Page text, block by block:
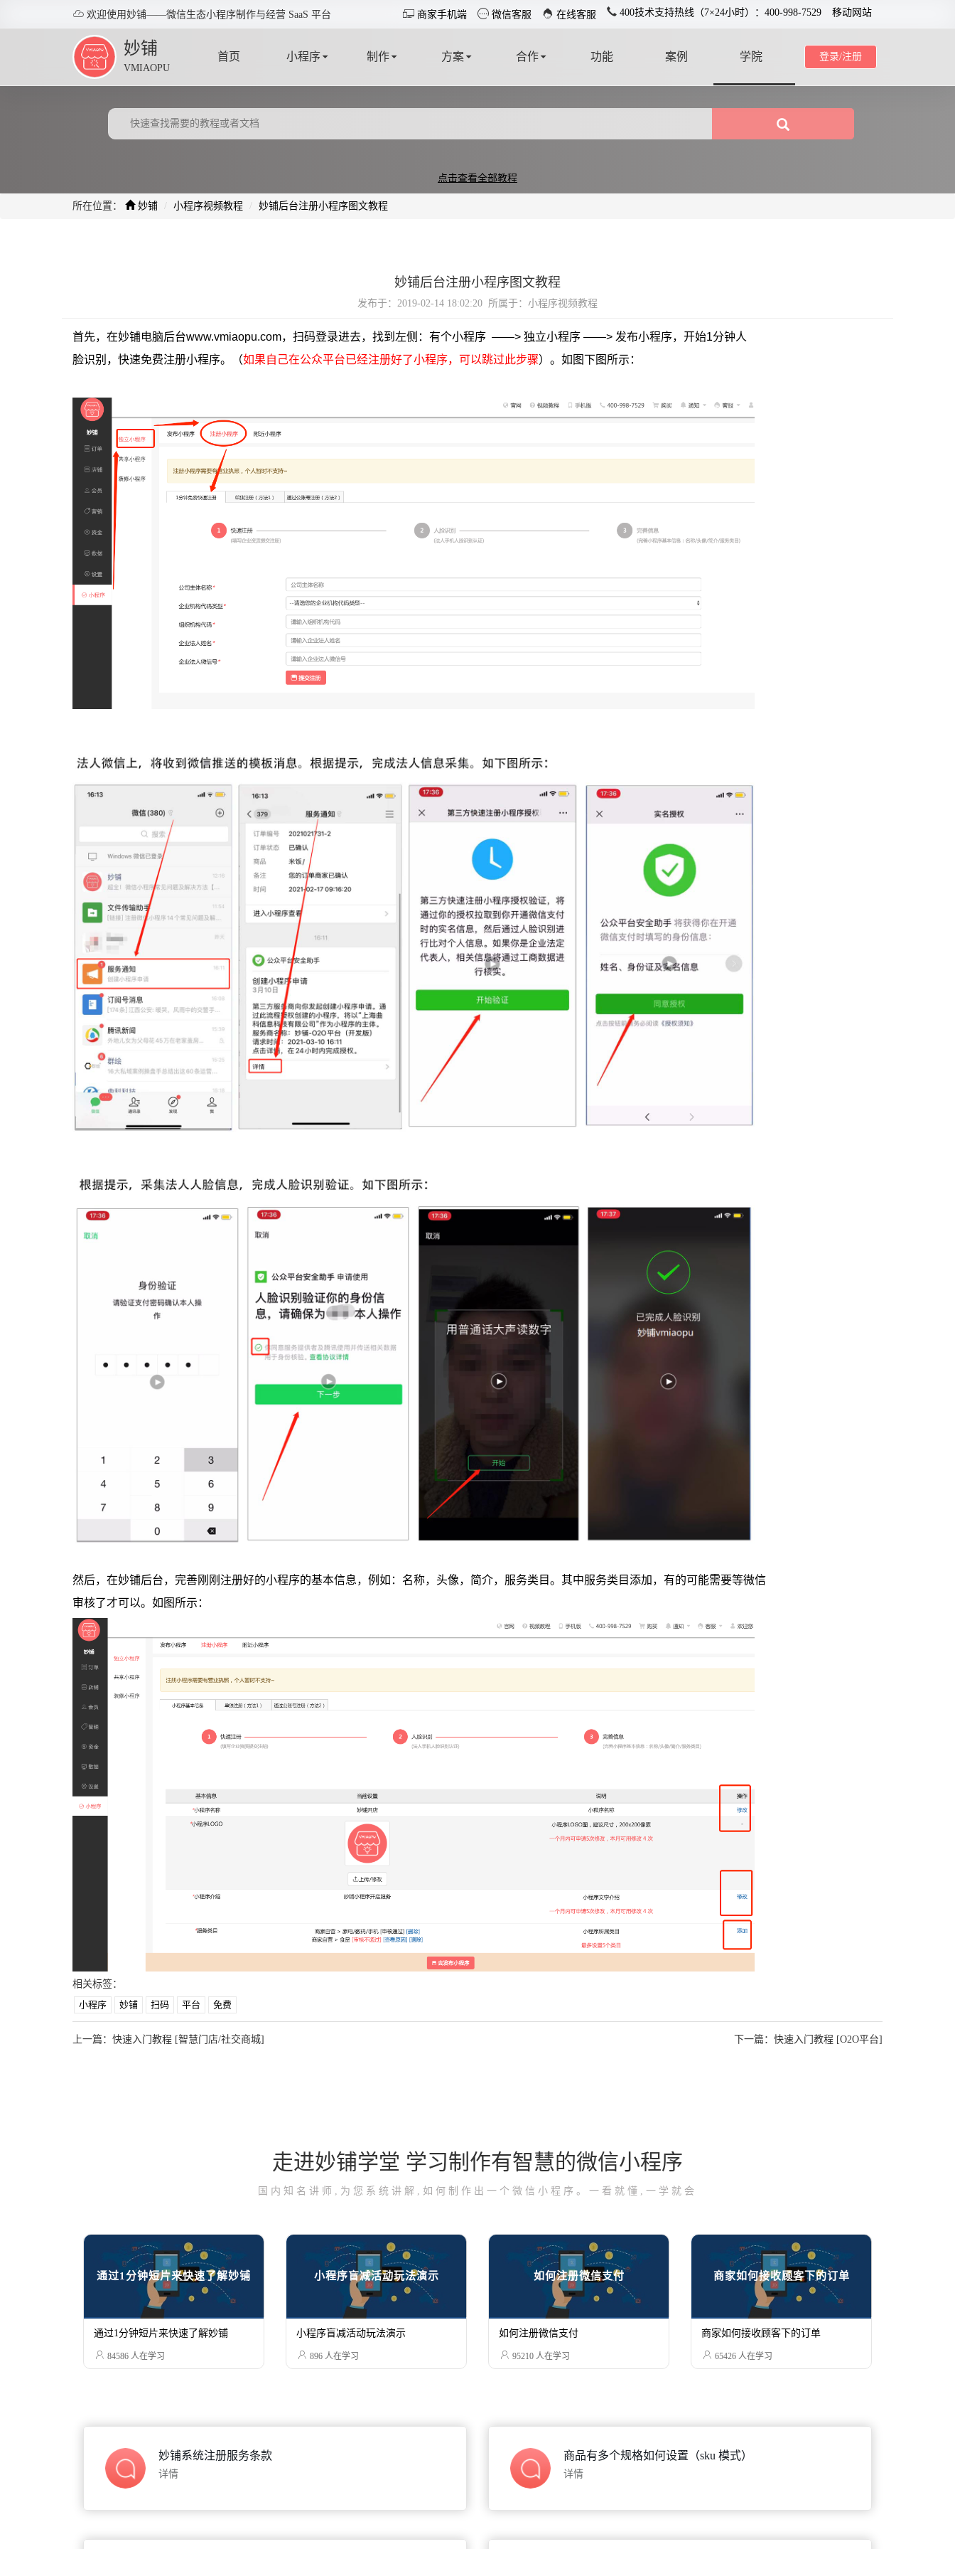
 欢迎使用妙铺——微信生态小程序制作与经营 SaaS 平台  商家手机端  微信客服  在线客服 400技术支持热线（7×24小时）：400-998-7529 移动网站
妙铺
VMIAOPU
登录/注册
首页
HOME
小程序 制作 方案 合作 功能 案例 学院
点击查看全部教程
所在位置： 妙铺 小程序视频教程 妙铺后台注册小程序图文教程
妙铺后台注册小程序图文教程
发布于：2019-02-14 18:02:20 所属于：小程序视频教程
首先，在妙铺电脑后台www.vmiaopu.com，扫码登录进去，找到左侧：有个小程序 ——> 独立小程序 ——> 发布小程序，开始1分钟人
脸识别，快速免费注册小程序。（如果自己在公众平台已经注册好了小程序，可以跳过此步骤）。如图下图所示：
然后，在妙铺后台，完善刚刚注册好的小程序的基本信息，例如：名称，头像，简介，服务类目。其中服务类目添加，有的可能需要等微信
审核了才可以。如图所示：
相关标签：
小程序
妙铺 扫码 平台 免费
上一篇： 快速入门教程 [智慧门店/社交商城] 下一篇： 快速入门教程 [O2O平台]
走进妙铺学堂 学习制作有智慧的微信小程序
国内知名讲师,为您系统讲解,如何制作出一个微信小程序。一看就懂,一学就会
通过1分钟短片来快速了解妙铺
通过1分钟短片来快速了解妙铺
 84586 人在学习
小程序盲减活动玩法演示
小程序盲减活动玩法演示
 896 人在学习
如何注册微信支付
如何注册微信支付
 95210 人在学习
商家如何接收顾客下的订单
商家如何接收顾客下的订单
 65426 人在学习
妙铺系统注册服务条款
详情
商品有多个规格如何设置（sku 模式）
详情